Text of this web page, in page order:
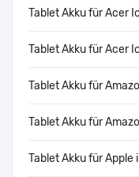
Tablet Akku für Acer
Tablet Akku für Acer
Tablet Akku für
Tablet Akku für
Tablet Akku für Apple